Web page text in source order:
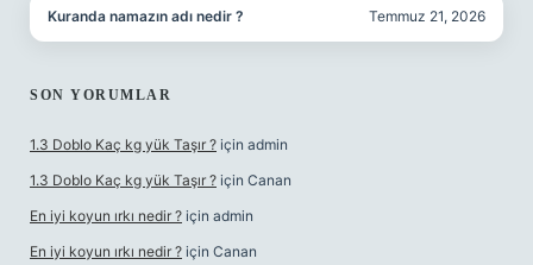
Kuranda namazın adı nedir ? Temmuz 21, 2026
SON YORUMLAR
1.3 Doblo Kaç kg yük Taşır ? için admin
1.3 Doblo Kaç kg yük Taşır ? için Canan
En iyi koyun ırkı nedir ? için admin
En iyi koyun ırkı nedir ? için Canan